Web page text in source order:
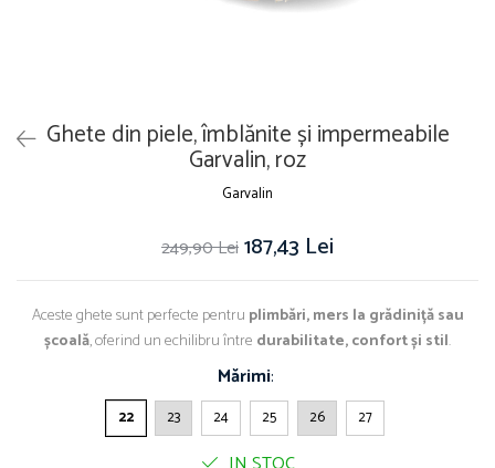
Ghete din piele, îmblănite și impermeabile
Garvalin, roz
Garvalin
249,90 Lei187,43 Lei
Aceste ghete sunt perfecte pentru plimbări, mers la grădiniță sau
școală, oferind un echilibru între durabilitate, confort și stil.
Mărimi:
22 23 24 25 26 27